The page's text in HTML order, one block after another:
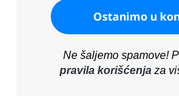
Ne šaljemo spamove!
pravila korišćenjaza